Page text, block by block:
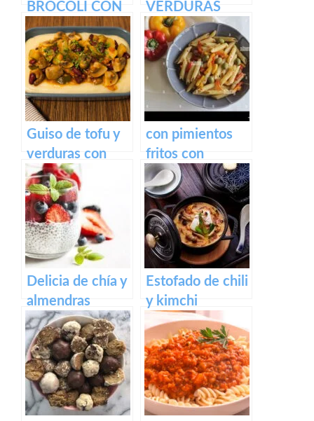
BRÓCOLI CON
GERMINADOS
VERDURAS
Guiso de tofu y
verduras con
puré de patata
con pimientos
fritos con
mantequilla
Delicia de chía y
almendras
Estofado de chili
y kimchi